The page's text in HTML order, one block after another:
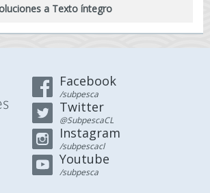
a Texto íntegro
Facebook
/subpesca
Twitter
@SubpescaCL
Instagram
/subpescacl
Youtube
/subpesca